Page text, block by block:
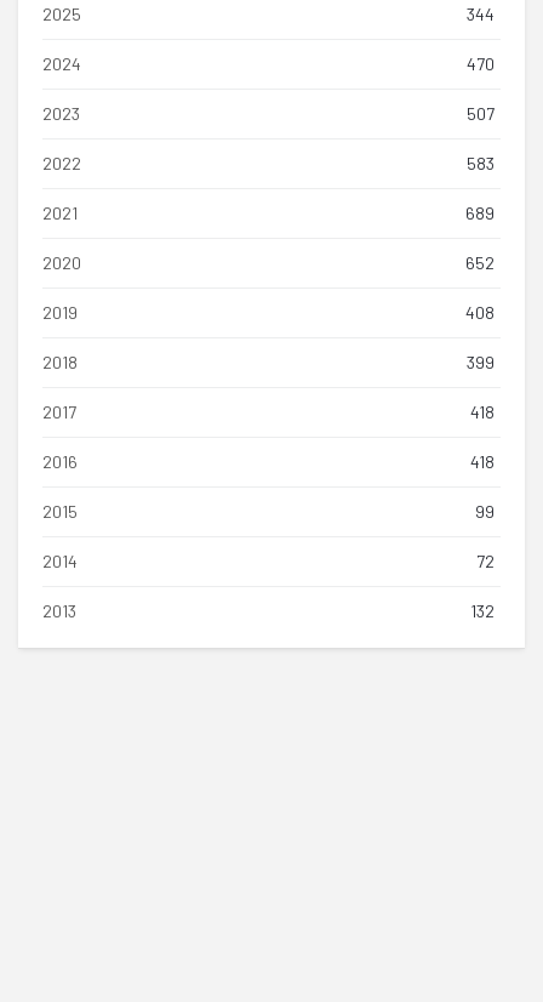
2025 344
2024 470
2023 507
2022 583
2021 689
2020 652
2019 408
2018 399
2017 418
2016 418
2015 99
2014 72
2013 132